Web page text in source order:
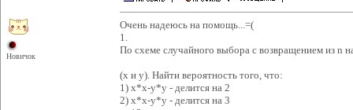
Новичок
Очень надеюсь на помощь...=(
1.
По схеме случайного выбора с возвращением из n
(x и y). Найти вероятность того, что:
1) x*x-y*y - делится на 2
2) x*x-y*y - делится на 3